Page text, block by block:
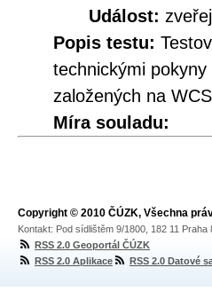
Událost:
Popis testu:
technickými
založených na
Míra souladu:
Copyright © 2010 ČÚZK, Všechna
Kontakt: Pod sídlištěm 9/1800, 182 11
RSS 2.0 Geoportál ČÚZK
RSS 2.0 Aplikace
RSS 2.0 Datové